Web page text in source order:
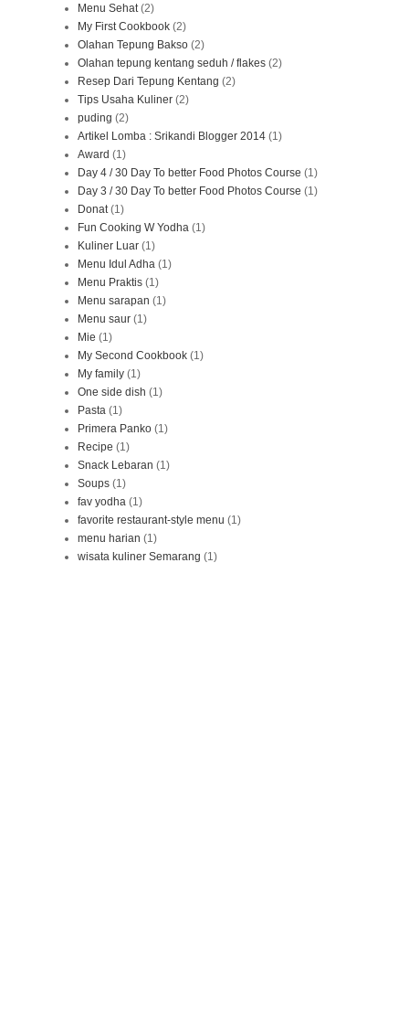
Menu Sehat (2)
My First Cookbook (2)
Olahan Tepung Bakso (2)
Olahan tepung kentang seduh / flakes (2)
Resep Dari Tepung Kentang (2)
Tips Usaha Kuliner (2)
puding (2)
Artikel Lomba : Srikandi Blogger 2014 (1)
Award (1)
Day 4 / 30 Day To better Food Photos Course (1)
Day 3 / 30 Day To better Food Photos Course (1)
Donat (1)
Fun Cooking W Yodha (1)
Kuliner Luar (1)
Menu Idul Adha (1)
Menu Praktis (1)
Menu sarapan (1)
Menu saur (1)
Mie (1)
My Second Cookbook (1)
My family (1)
One side dish (1)
Pasta (1)
Primera Panko (1)
Recipe (1)
Snack Lebaran (1)
Soups (1)
fav yodha (1)
favorite restaurant-style menu (1)
menu harian (1)
wisata kuliner Semarang (1)